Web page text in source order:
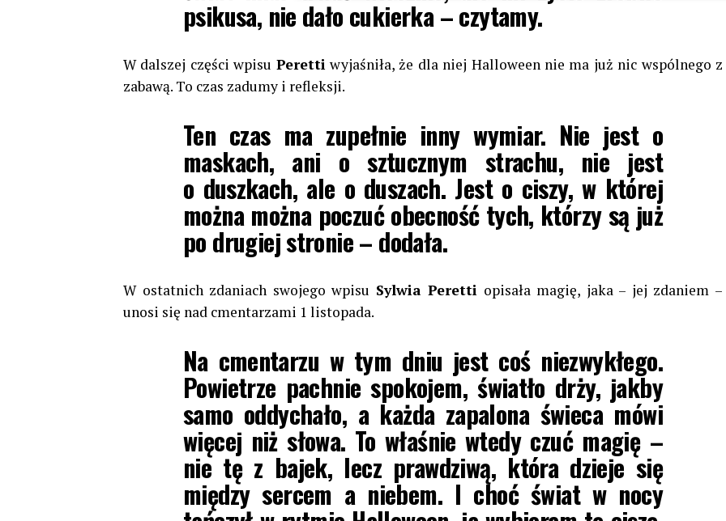
psikusa, nie dało cukierka – czytamy.
W dalszej części wpisu Peretti wyjaśniła, że dla niej Halloween nie ma już nic wspólnego z
zabawą. To czas zadumy i refleksji.
Ten czas ma zupełnie inny wymiar. Nie jest o
maskach, ani o sztucznym strachu, nie jest
o duszkach, ale o duszach. Jest o ciszy, w której
można można poczuć obecność tych, którzy są już
po drugiej stronie – dodała.
W ostatnich zdaniach swojego wpisu Sylwia Peretti opisała magię, jaka – jej zdaniem –
unosi się nad cmentarzami 1 listopada.
Na cmentarzu w tym dniu jest coś niezwykłego.
Powietrze pachnie spokojem, światło drży, jakby
samo oddychało, a każda zapalona świeca mówi
więcej niż słowa. To właśnie wtedy czuć magię –
nie tę z bajek, lecz prawdziwą, która dzieje się
między sercem a niebem. I choć świat w nocy